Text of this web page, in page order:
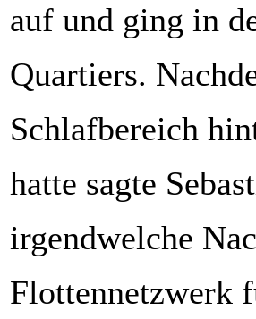
auf und ging in
Quartiers.
Schlafbereich
hatte sagte
irgendwelche
Flottennetzwerk